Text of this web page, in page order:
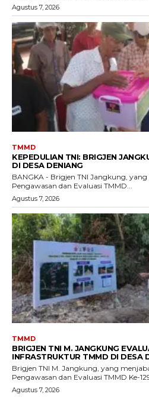
Agustus 7, 2026
TMMD
KEPEDULIAN TNI: BRIGJEN
DI DESA DENIANG
BANGKA - Brigjen TNI Jangkung,
Pengawasan dan Evaluasi TMMD...
Agustus 7, 2026
TMMD
BRIGJEN TNI M. JANGKUNG
INFRASTRUKTUR TMMD DI DESA
Brigjen TNI M. Jangkung, yang
Pengawasan dan Evaluasi TMMD Ke-
Agustus 7, 2026